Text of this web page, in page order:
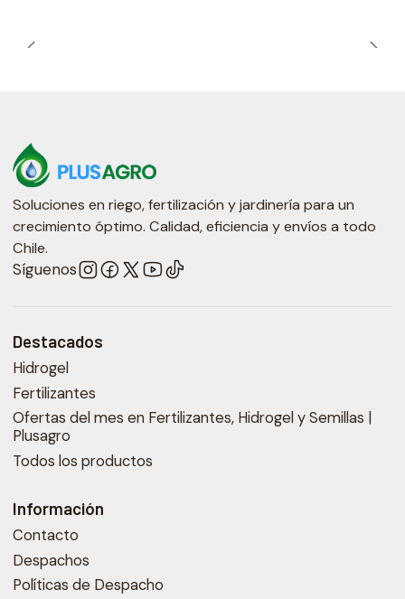
Soluciones en riego, fertilización y jardinería para un
crecimiento óptimo. Calidad, eficiencia y envíos a todo
Chile.
Síguenos
Destacados
Hidrogel
Fertilizantes
Ofertas del mes en Fertilizantes, Hidrogel y Semillas |
Plusagro
Todos los productos
Información
Contacto
Despachos
Políticas de Despacho